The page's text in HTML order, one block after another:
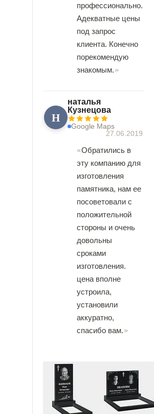
профессионально.
Адекватные цены
под запрос
клиента. Конечно
порекомендую
знакомым.
Н
наталья
Кузнецова
Google Maps
27.06.2019
Обратились в
эту компанию для
изготовления
памятника, нам ее
посоветовали с
положительной
стороны и очень
довольны
сроками
изготовления.
цена вполне
устроила,
установили
аккуратно,
спасибо вам.